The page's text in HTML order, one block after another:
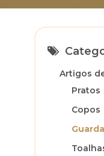
Artigos
Pratos
Copos